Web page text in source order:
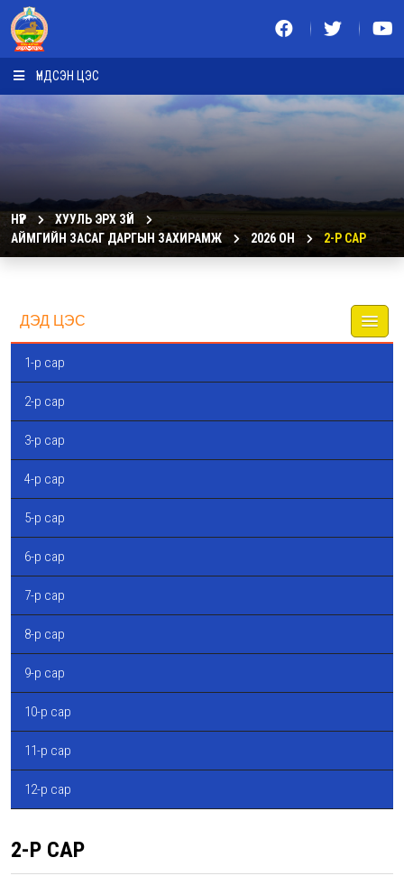
ҮНДСЭН ЦЭС
НҮҮР
ХУУЛЬ ЭРХ ЗҮЙ
АЙМГИЙН ЗАСАГ ДАРГЫН ЗАХИРАМЖ
2026 ОН 2-Р САР
ДЭД ЦЭС
1-р сар
2-р сар
3-р сар
4-р сар
5-р сар
6-р сар
7-р сар
8-р сар
9-р сар
10-р сар
11-р сар
12-р сар
2-Р САР